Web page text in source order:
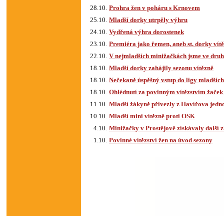
28.10. Prohra žen v poháru s Krnovem
25.10. Mladší dorky utrpěly výhru
24.10. Vydřená výhra dorostenek
23.10. Premiéra jako řemen, aneb st. dorky
22.10. V nejmladších minižačkách jsme ve
18.10. Mladší dorky zahájily sezonu vítězně
18.10. Nečekaně úspěšný vstup do ligy
18.10. Ohlédnutí za povinným vítězstvím
11.10. Mladší žákyně přivezly z Havířova
10.10. Mladší mini vítězně proti OSK
4.10. Minižačky v Prostějově získávaly další
1.10. Povinné vítězství žen na úvod sezony